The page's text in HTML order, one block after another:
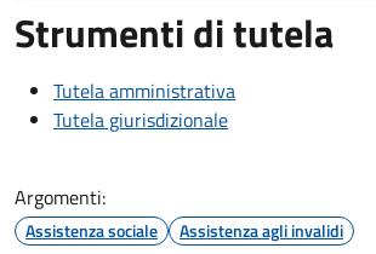
Strumenti di tutela
Tutela amministrativa
Tutela giurisdizionale
Argomenti:
Assistenza sociale Assistenza agli invalidi